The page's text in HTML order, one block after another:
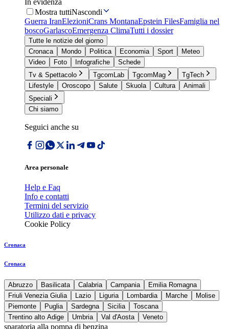
In evidenza
Mostra tuttiNascondi
Guerra IranElezioniCrans MontanaEpstein FilesFamiglia nel
boscoGarlascoEmergenza ClimaTutti i dossier
Tutte le notizie del giorno
Cronaca
Mondo Politica Economia Sport
Meteo
Video
Foto Infografiche
Schede
Tv & Spettacolo
TgcomLab TgcomMag
TgTech
Lifestyle
Oroscopo Salute Skuola Cultura
Animali
Speciali
Chi siamo
Seguici anche su
Area personale
Help e Faq
Info e contatti
Termini del servizio
Utilizzo dati e privacy
Cookie Policy
Cronaca
Cronaca
Abruzzo Basilicata Calabria Campania
Emilia Romagna
Friuli Venezia Giulia
Lazio Liguria Lombardia Marche
Molise
Piemonte
Puglia Sardegna Sicilia
Toscana
Trentino alto Adige
Umbria Val d'Aosta Veneto
sparatoria alla pompa di benzina